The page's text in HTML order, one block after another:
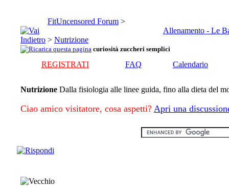
FitUncensored Forum >
Allenamento - Le
> Nutrizione
curiosità zuccheri semplici
REGISTRATI FAQ Calendario
Nutrizione Dalla fisiologia alle linee guida, fino alla dieta del
Ciao amico visitatore, cosa aspetti? Apri una